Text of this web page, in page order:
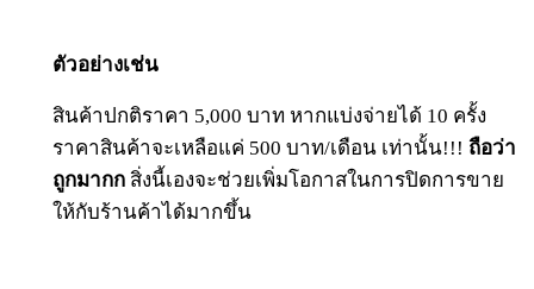
ตัวอย่างเช่น
สินค้าปกติราคา 5,000 บาท หากแบ่งจ่ายได้ 10 ครั้ง
ราคาสินค้าจะเหลือแค่ 500 บาท/เดือน เท่านั้น!!! ถือว่า
ถูกมากกสิ่งนี้เองจะช่วยเพิ่มโอกาสในการปิดการขาย
ให้กับร้านค้าได้มากขึ้น